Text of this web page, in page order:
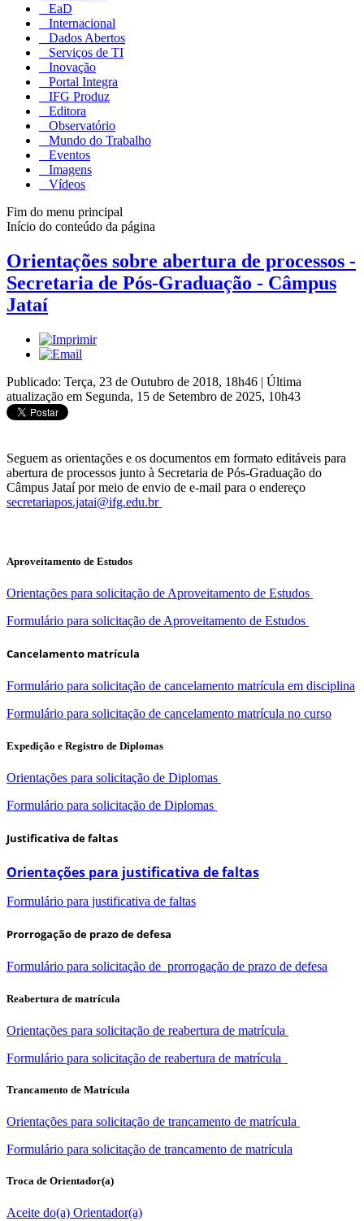
EaD
Internacional
Dados Abertos
Serviços de TI
Inovação
Portal Integra
IFG Produz
Editora
Observatório
Mundo do Trabalho
Eventos
Imagens
Vídeos
Fim do menu principal
Início do conteúdo da página
Orientações sobre abertura de processos -
Secretaria de Pós-Graduação - Câmpus
Jataí
Publicado: Terça, 23 de Outubro de 2018, 18h46 | Última
atualização em Segunda, 15 de Setembro de 2025, 10h43
Seguem as orientações e os documentos em formato editáveis para
abertura de processos junto à Secretaria de Pós-Graduação do
Câmpus Jataí por meio de envio de e-mail para o endereço
secretariapos.jatai@ifg.edu.br
Aproveitamento de Estudos
Orientações para solicitação de Aproveitamento de Estudos
Formulário para solicitação de Aproveitamento de Estudos
Cancelamento matrícula
Formulário para solicitação de cancelamento matrícula em disciplina
Formulário para solicitação de cancelamento matrícula no curso
Expedição e Registro de Diplomas
Orientações para solicitação de Diplomas
Formulário para solicitação de Diplomas
Justificativa de faltas
Orientações para justificativa de faltas
Formulário para justificativa de faltas
Prorrogação de prazo de defesa
Formulário para solicitação de prorrogação de prazo de defesa
Reabertura de matrícula
Orientações para solicitação de reabertura de matrícula
Formulário para solicitação de reabertura de matrícula
Trancamento de Matrícula
Orientações para solicitação de trancamento de matrícula
Formulário para solicitação de trancamento de matrícula
Troca de Orientador(a)
Aceite do(a) Orientador(a)